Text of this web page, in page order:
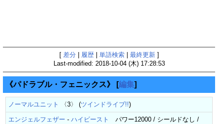
[ 差分 履歴| 単語検索| 最終更新]
Last-modified: 2018-10-04 (木) 17:28:53
《パドラブル・フェニックス》 [編集]
ノーマルユニット 〈3〉 (ツインドライブ!!)
エンジェルフェザー - ハイビースト
パワー12000 / シールドなし /